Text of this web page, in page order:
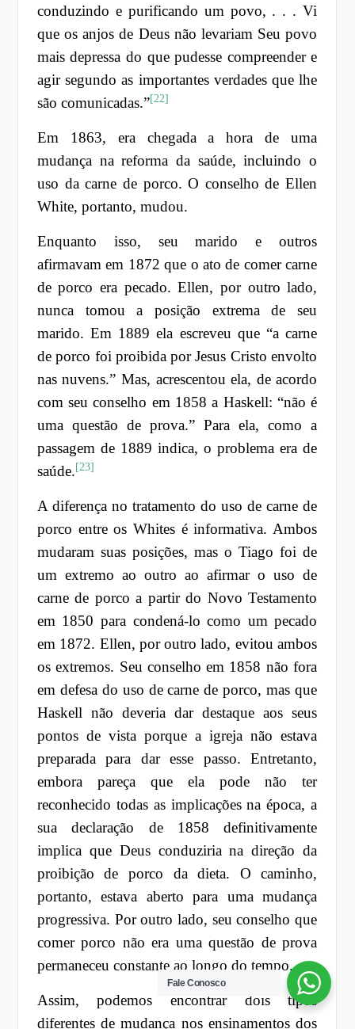
conduzindo e purificando um povo, . . . Vi
que os anjos de Deus não levariam Seu povo
mais depressa do que pudesse compreender e
agir segundo as importantes verdades que lhe
são comunicadas.”[22]
Em 1863, era chegada a hora de uma
mudança na reforma da saúde, incluindo o
uso da carne de porco. O conselho de Ellen
White, portanto, mudou.
Enquanto isso, seu marido e outros
afirmavam em 1872 que o ato de comer carne
de porco era pecado. Ellen, por outro lado,
nunca tomou a posição extrema de seu
marido. Em 1889 ela escreveu que “a carne
de porco foi proibida por Jesus Cristo envolto
nas nuvens.” Mas, acrescentou ela, de acordo
com seu conselho em 1858 a Haskell: “não é
uma questão de prova.” Para ela, como a
passagem de 1889 indica, o problema era de
saúde. [23]
A diferença no tratamento do uso de carne de
porco entre os Whites é informativa. Ambos
mudaram suas posições, mas o Tiago foi de
um extremo ao outro ao afirmar o uso de
carne de porco a partir do Novo Testamento
em 1850 para condená-lo como um pecado
em 1872. Ellen, por outro lado, evitou ambos
os extremos. Seu conselho em 1858 não fora
em defesa do uso de carne de porco, mas que
Haskell não deveria dar destaque aos seus
pontos de vista porque a igreja não estava
preparada para dar esse passo. Entretanto,
embora pareça que ela pode não ter
reconhecido todas as implicações na época, a
sua declaração de 1858 definitivamente
implica que Deus conduziria na direção da
proibição de porco da dieta. O caminho,
portanto, estava aberto para uma mudança
progressiva. Por outro lado, seu conselho que
comer porco não era uma questão de prova
permaneceu constante ao longo do tempo.
Assim, podemos encontrar dois tipos
diferentes de mudança nos ensinamentos dos
Fale Conosco